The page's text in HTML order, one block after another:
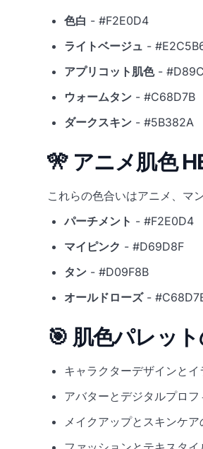
色白 - #F2E0D4
ライトベージュ -
アプリコット肌色-
ウォームタン - #C68D7B
ダークスキン - #5B382A
🎌 アニメ肌色
これらの色合いはアニメ、マ
パーチメント - #F2E0D4
マイピンク - #D69D8F
タン - #D09F8B
オールドローズ-
🎯 肌色パレッ
キャラクターデザインとイ
アバターとデジタルプロ
メイクアップとスキンケ